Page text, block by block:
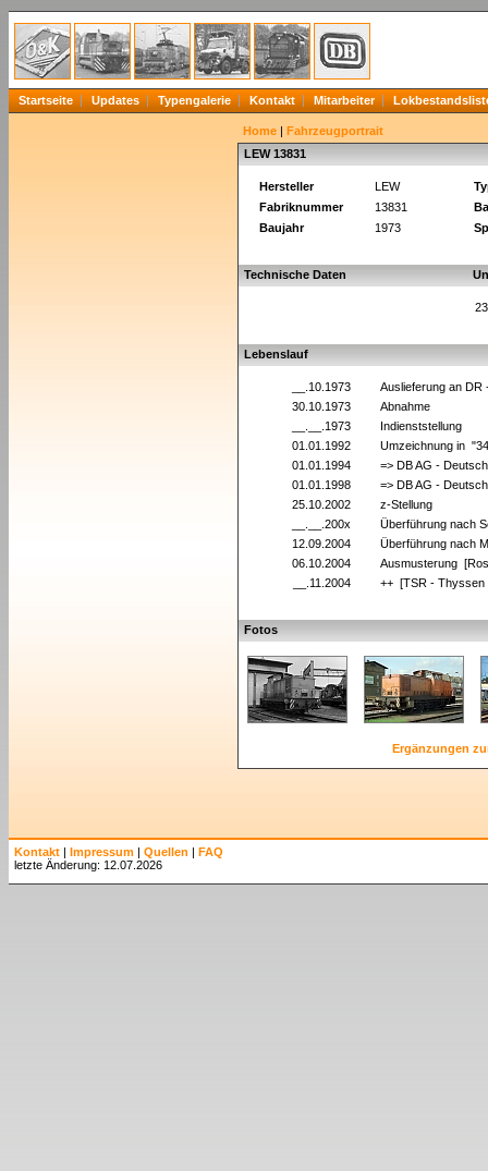
Startseite Updates Typengalerie Kontakt Mitarbeiter
Home | Fahrzeugportrait
LEW 13831
Hersteller LEW
Fabriknummer
13831
Baujahr
1973
Technische Daten
Lebenslauf
__.10.1973
Auslieferung an
30.10.1973
Abnahme
__.__.1973
Indienststellung
01.01.1992
Umzeichnung in
01.01.1994
=> DB AG -
01.01.1998
=> DB AG -
25.10.2002
z-Stellung
__.__.200x
Überführung nach
12.09.2004
Überführung nach
06.10.2004
Ausmusterung
__.11.2004
++ [TSR - Thyssen
Fotos
Ergänzungen
Kontakt | Impressum | Quellen | FAQ
letzte Änderung: 12.07.2026